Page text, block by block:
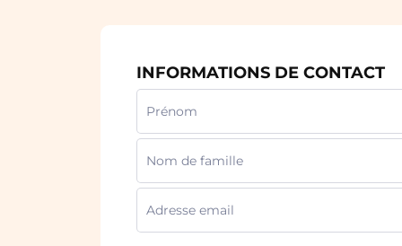
INFORMATIONS DE CONTACT